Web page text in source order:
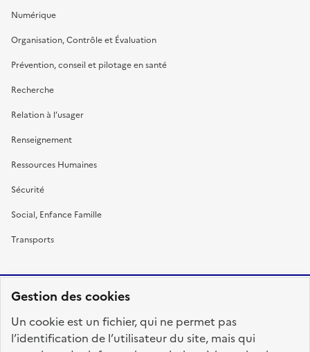
Gestion des cookies
Un cookie est un fichier, qui ne permet pas
l’identification de l’utilisateur du site, mais qui
Numérique
Organisation, Contrôle et Évaluation
Prévention, conseil et pilotage en santé
Recherche
Relation à l’usager
Renseignement
Ressources Humaines
Sécurité
Social, Enfance Famille
Transports
FRANÇAISE